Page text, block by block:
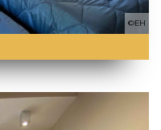
©EH